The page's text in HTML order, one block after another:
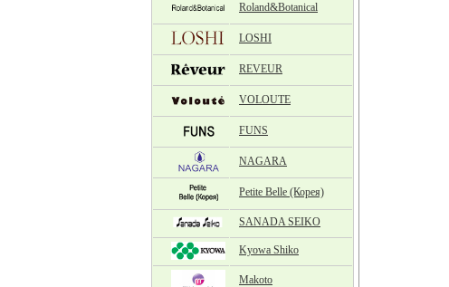
Roland&Botanical
LOSHI
REVEUR
VOLOUTE
FUNS
NAGARA
Petite Belle (Корея)
SANADA SEIKO
Kyowa Shiko
Makoto